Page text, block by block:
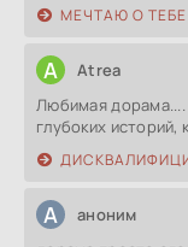
МЕЧТАЮ О ТЕБЕ
A Atrea
Любимая
глубоких историй,
А аноним